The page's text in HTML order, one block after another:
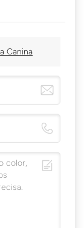
Canina